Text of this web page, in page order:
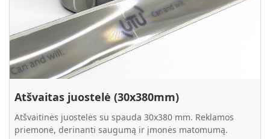
Atšvaitas juostelė (30x380mm)
Atšvaitinės juostelės su spauda 30x380 mm. Reklamos
priemonė, derinanti saugumą ir įmonės matomumą.